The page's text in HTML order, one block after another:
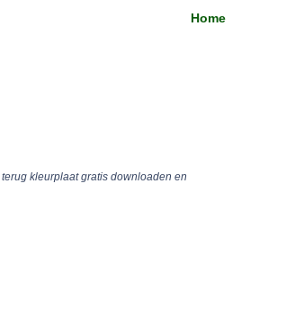
Home
kleurplaat gratis downloaden en